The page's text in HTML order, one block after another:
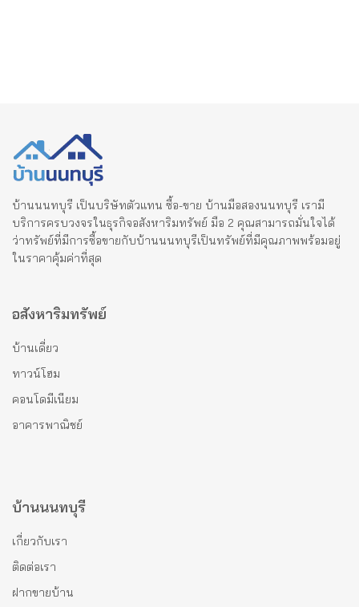
บ้านนนทบุรี เป็นบริษัทตัวแทน ซื้อ-ขาย บ้านมือสองนนทบุรี เรามี
บริการครบวงจรในธุรกิจอสังหาริมทรัพย์ มือ 2 คุณสามารถมั่นใจได้
ว่าทรัพย์ที่มีการซื้อขายกับบ้านนนทบุรีเป็นทรัพย์ที่มีคุณภาพพร้อมอยู่
ในราคาคุ้มค่าที่สุด
อสังหาริมทรัพย์
บ้านเดี่ยว
ทาวน์โฮม
คอนโดมีเนียม
อาคารพาณิชย์
บ้านนนทบุรี
เกี่ยวกับเรา
ติดต่อเรา
ฝากขายบ้าน